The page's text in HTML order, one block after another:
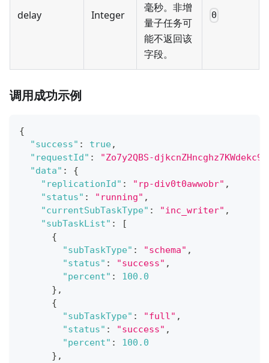
delay Integer
毫秒。非增
量子任务可
能不返回该
字段。
0
调用成功示例
{
"success" : true,
"requestId" :
"Zo7y2QBS-
"data" :
{
"replicationId" : "rp-div0t0awwobr" ,
"status" : "running" ,
"currentSubTaskType" : "inc_writer" ,
"subTaskList" :
[
{
"subTaskType" : "schema" ,
"status" : "success" ,
"percent" :
100.0
} ,
{
"subTaskType" : "full" ,
"status" : "success" ,
"percent" :
100.0
} ,